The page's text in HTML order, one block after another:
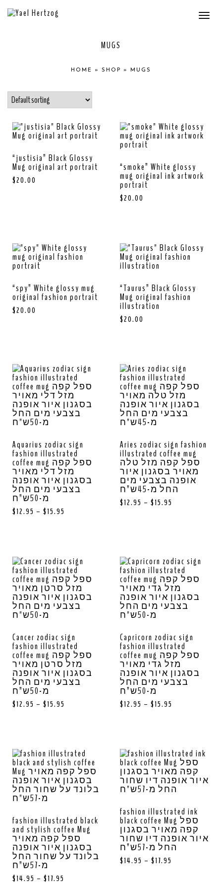
MUGS
HOME » SHOP » MUGS
“justisia” Black Glossy
Mug original art portrait
$20.00
“smoke” White glossy
mug original ink artwork
portrait
$20.00
“spy” White glossy mug
original fashion portrait
$20.00
“Taurus” Black Glossy
Mug original fashion
illustration
$20.00
Aquarius zodiac sign
fashion illustrated
coffee mug ספל קפה
מזל דלי מאויר
בסגנון איור אופנה
בצבעי מים החל
מ-50ש”ח
$ 12.95 – $ 15.95
Aries zodiac sign fashion
illustrated coffee mug
ספל קפה מזל טלה
מאויר בסגנון איור
אופנה בצבעי מים
החל מ-45ש”ח
$ 12.95 – $ 15.95
Cancer zodiac sign
fashion illustrated
coffee mug ספל קפה
מזל סרטן מאויר
בסגנון איור אופנה
בצבעי מים החל
מ-50ש”ח
$ 12.95 – $ 15.95
Capricorn zodiac sign
fashion illustrated
coffee mug ספל קפה
מזל גדי מאויר
בסגנון איור אופנה
בצבעי מים החל
מ-50ש”ח
$ 12.95 – $ 15.95
fashion illustrated black
and stylish coffee Mug
ספל קפה מאויר
בסגנון איור אופנה
בלונד על שחור החל
מ-57ש”ח
$ 14.95 – $ 17.95
fashion illustrated ink
black coffee Mug ספל
קפה מאויר בסגנון
איור אופנה דיו שחור
החל מ-57ש”ח
$ 14.95 – $ 17.95